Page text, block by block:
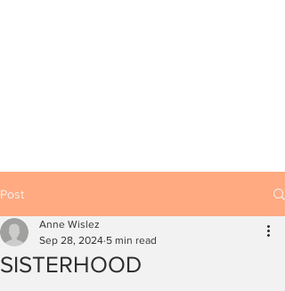
Post
SISTERHOOD
Anne Wislez
Sep 28, 2024 5 min read